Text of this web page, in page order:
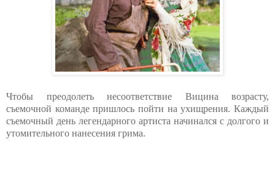
Чтобы преодолеть несоответствие Вицина возрасту,
съемочной команде пришлось пойти на ухищрения. Каждый
съемочный день легендарного артиста начинался с долгого и
утомительного нанесения грима.